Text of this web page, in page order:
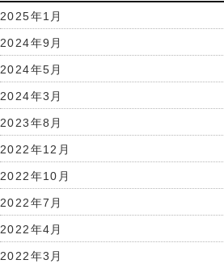
2025年1月
2024年9月
2024年5月
2024年3月
2023年8月
2022年12月
2022年10月
2022年7月
2022年4月
2022年3月